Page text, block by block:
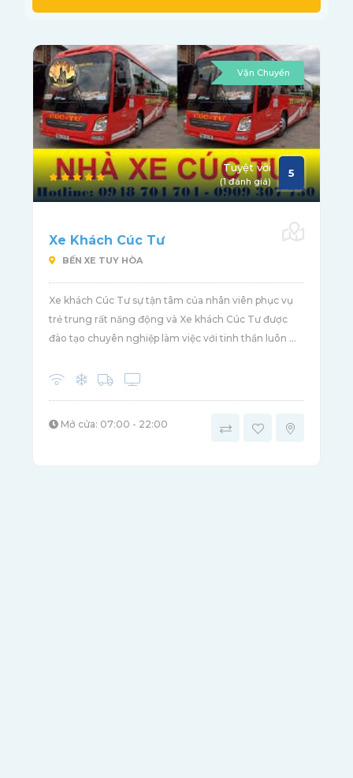
Vận Chuyển
Tuyệt vời
(1 đánh giá)
5
Xe Khách Cúc Tư
BẾN XE TUY HÒA
Xe khách Cúc Tư sự tận tâm của nhân viên phục vụ
trẻ trung rất năng động và Xe khách Cúc Tư được
đào tạo chuyên nghiệp làm việc với tinh thần luôn ...
Mở cửa: 07:00 - 22:00